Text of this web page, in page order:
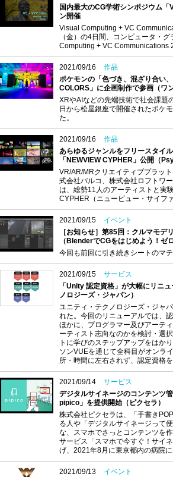
国内最大のCG学術シンポジウム
ン開催
Visual Computing + VC
（金）の4日間、コンピュータ・
Computing + VC Communications
2021/09/16
作品
ポケモンの「色づき、混ざり合い
COLORS」に企画制作で参画（ワ
XRやAIなどの先端技術で社会課題
日から松屋銀座で開催されたポケ
た。
2021/09/16
作品
あらゆるジャンルをフリースタイ
「NEWVIEW CYPHER」公開（
VR/AR/MRクリエイティブプラッ
式会社パルコ、株式会社ロフトワ
は、総勢11人のアーティストと実
CYPHER（ニュービュー・サイフ
2021/09/15
イベント
［お知らせ］第85回：クルマモ
（BlenderでCGをはじめよう！ゼ
今回も前回に引き続きシートのマ
2021/09/15
サービス
「Unity 認定資格」が大幅にリニ
ノロジーズ・ジャパン）
ユニティ・テクノロジーズ・ジャ
れた。今回のリニューアルでは、
ほかに、プログラマー及びアーテ
ーティスト志向なのかを検討・選
トに学びのステップアップをはか
ソンVUEを通じて全科目がオンラ
所・時間に左右されず、認定資格
2021/09/14
サービス
デジタルサイネージのコンテンツ
pipico」を提供開始（ピクセラ）
株式会社ピクセラは、「手書き
る人や「デジタルサイネージって
な、スマホでさっとコンテンツを
サービス「スマホで今すぐ！サイ
げ、2021年8月に東京都内の病院に
2021/09/13
イベント